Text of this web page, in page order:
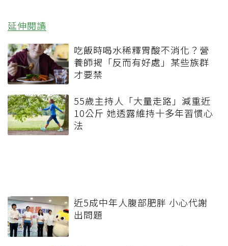
延伸閱讀
吃飯時喝水稀釋胃酸不消化？營
養師揭「反而有好處」某些族群
才要禁
55歲主持人「大量走路」減重近
10公斤 她透露維持十多年習慣心
法
近5成中年人腹部肥胖 小心代謝
出問題